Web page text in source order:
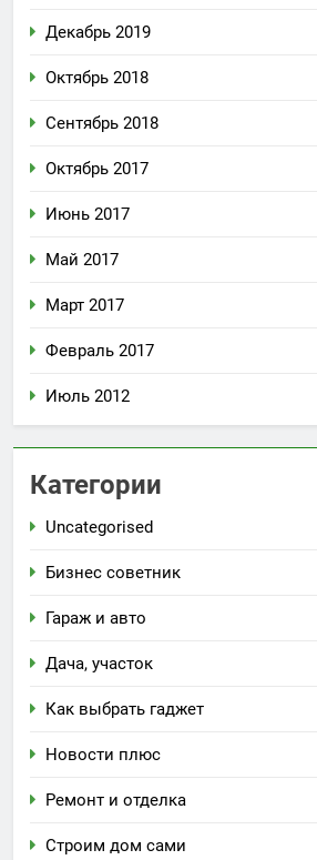
Декабрь 2019
Октябрь 2018
Сентябрь 2018
Октябрь 2017
Июнь 2017
Май 2017
Март 2017
Февраль 2017
Июль 2012
Категории
Uncategorised
Бизнес советник
Гараж и авто
Дача, участок
Как выбрать гаджет
Новости плюс
Ремонт и отделка
Строим дом сами